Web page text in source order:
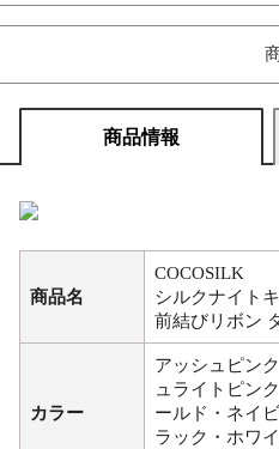
商品情報
商品名
COCOSILK
シルクナイト
前結びリボン
カラー
アッシュピン
ュライトピン
ールド・ネイ
ラック・ホワ